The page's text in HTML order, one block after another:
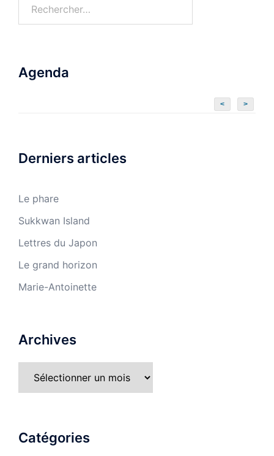
Agenda
< >
Derniers articles
Le phare
Sukkwan Island
Lettres du Japon
Le grand horizon
Marie-Antoinette
Archives
Catégories